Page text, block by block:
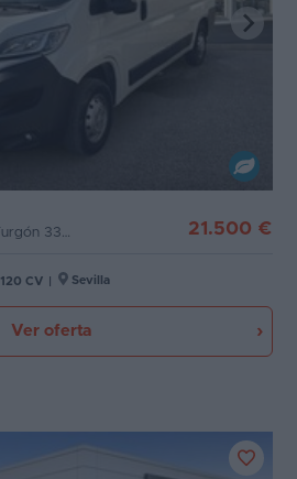
21.500 €
120 CV Sevilla
Ver oferta